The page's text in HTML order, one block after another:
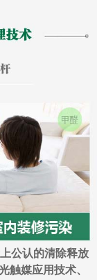
公认的清除释放
触媒应用技术、